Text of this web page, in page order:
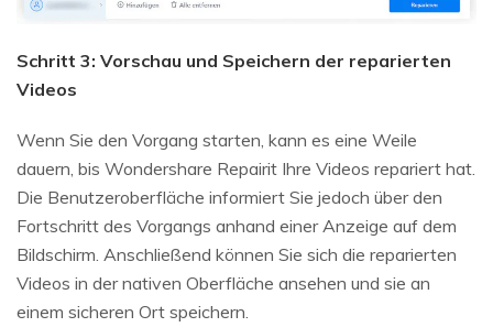
Schritt 3: Vorschau und Speichern der reparierten
Videos
Wenn Sie den Vorgang starten, kann es eine Weile
dauern, bis Wondershare Repairit Ihre Videos repariert hat.
Die Benutzeroberfläche informiert Sie jedoch über den
Fortschritt des Vorgangs anhand einer Anzeige auf dem
Bildschirm. Anschließend können Sie sich die reparierten
Videos in der nativen Oberfläche ansehen und sie an
einem sicheren Ort speichern.